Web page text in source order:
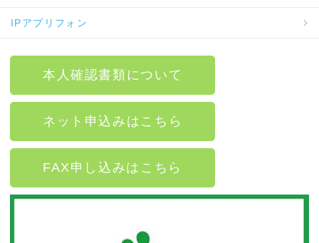
IPアプリフォン
本人確認書類について
ネット申込みはこちら
FAX申し込みはこちら